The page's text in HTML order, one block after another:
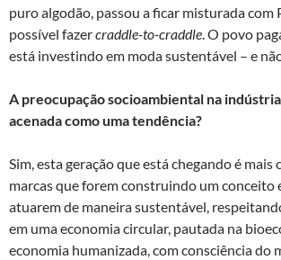
puro algodão, passou a ficar misturada com
possível fazercraddle-to-craddle. O povo
está investindo em moda sustentável – e
A preocupação socioambiental na
acenada como uma tendência?
Sim, esta geração que está chegando é mais
marcas que forem construindo um conceito
atuarem de maneira sustentável,
em uma economia circular, pautada na
economia humanizada, com consciência do